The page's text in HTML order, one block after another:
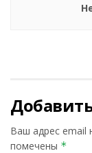
Ваш адрес email
помечены *